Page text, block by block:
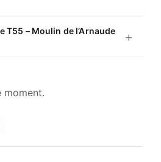
– Moulin de l’Arnaude
moment.